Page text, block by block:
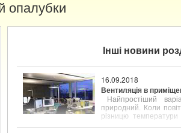
опалубки
Інші новини
16.09.2018
Вентиляція в
Найпростіший
природний. Коли
різницю температури